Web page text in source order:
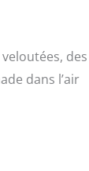
des
dans l’air